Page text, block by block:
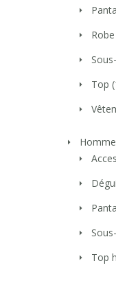
Robe
Top
Homme
Top